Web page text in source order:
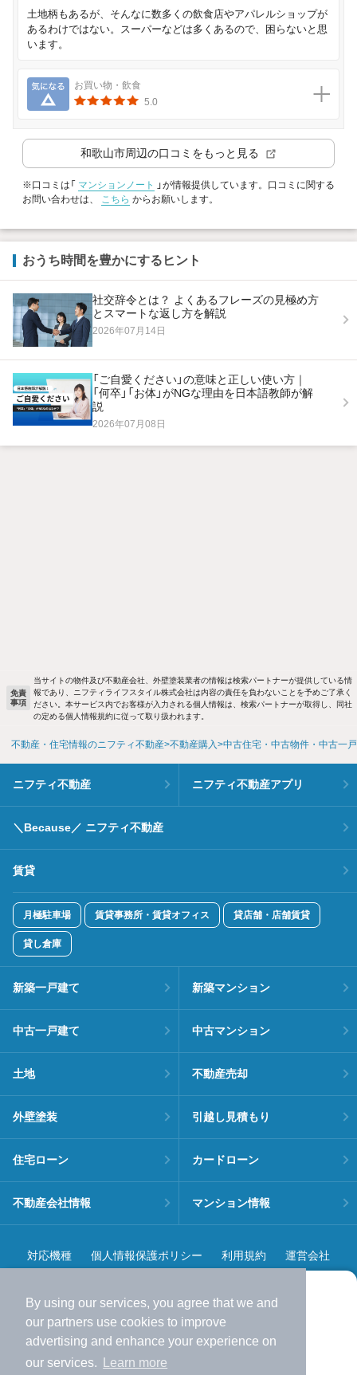
By using our services, you agree that we and
our partners use cookies to improve
advertising and enhance your experience on
our services.
Learn more
より使いやすくなった
アプリで物件探ししませんか？
サクサク動く地図で物件検索
土地柄もあるが、そんなに数多くの飲食店やアパレルショップが
あるわけではない。スーパーなどは多くあるので、困らないと思
います。
気になる
お買い物・飲食
5.0
和歌山市周辺の口コミをもっと見る
※口コミは「 マンションノート
」が情報提供しています。口コミに関する
お問い合わせは、 こちら からお願いします。
おうち時間を豊かにするヒント
社交辞令とは？ よくあるフレーズの見極め方
とスマートな返し方を解説
2026年07月14日
「ご自愛ください」の意味と正しい使い方｜
「何卒」「お体」がNGな理由を日本語教師が解
説
2026年07月08日
免責
事項
当サイトの物件及び不動産会社、外壁塗装業者の情報は検索パートナーが提供している情
報であり、ニフティライフスタイル株式会社は内容の責任を負わないことを予めご了承く
ださい。本サービス内でお客様が入力される個人情報は、検索パートナーが取得し、同社
の定める個人情報規約に従って取り扱われます。
不動産・住宅情報のニフティ不動産 不動産購入 中古住宅・中古物件・中古一
ニフティ不動産 ニフティ不動産アプリ
＼Because／ ニフティ不動産
賃貸
月極駐車場 賃貸事務所・賃貸オフィス 貸店舗・店舗賃貸
貸し倉庫
新築一戸建て 新築マンション
中古一戸建て 中古マンション
土地 不動産売却
外壁塗装 引越し見積もり
住宅ローン カードローン
不動産会社情報 マンション情報
対応機種 個人情報保護ポリシー 利用規約 運営会社